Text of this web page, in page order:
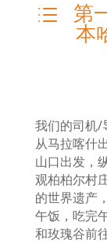
d
第
本
我们的司机/
从马拉喀什
山口出发，
观柏柏尔村
的世界遗产
午饭，吃完
和玫瑰谷前